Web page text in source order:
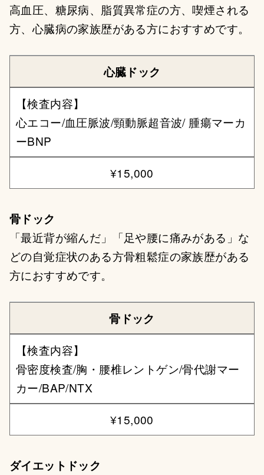
高血圧、糖尿病、脂質異常症の方、喫煙される
方、心臓病の家族歴がある方におすすめです。
心臓ドック
【検査内容】
心エコー/血圧脈波/頸動脈超音波/ 腫瘍マーカ
ーBNP
¥15,000
骨ドック
「最近背が縮んだ」「足や腰に痛みがある」な
どの自覚症状のある方骨粗鬆症の家族歴がある
方におすすめです。
骨ドック
【検査内容】
骨密度検査/胸・腰椎レントゲン/骨代謝マー
カー/BAP/NTX
¥15,000
ダイエットドック